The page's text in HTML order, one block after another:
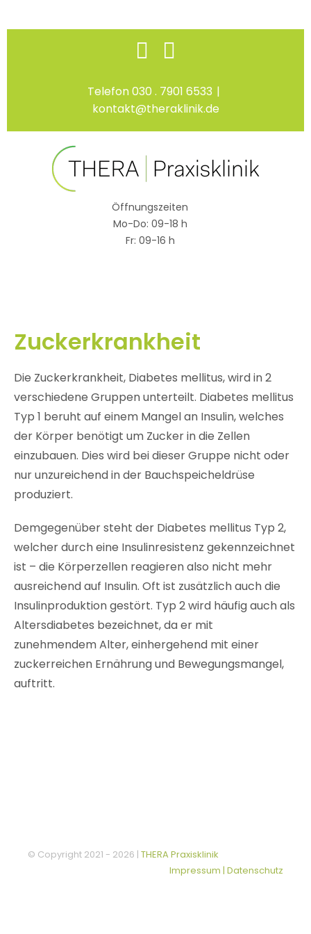
Skip
Facebook
Telefon 030 . 7901 6533 |
kontakt@theraklinik.de
Öffnungszeiten
Mo-Do: 09-18 h
Fr: 09-16 h
Zuckerkrankheit
Die Zuckerkrankheit, Diabetes mellitus, wird in 2
verschiedene Gruppen unterteilt. Diabetes mellitus
Typ 1 beruht auf einem Mangel an Insulin, welches
der Körper benötigt um Zucker in die Zellen
einzubauen. Dies wird bei dieser Gruppe nicht oder
nur unzureichend in der Bauchspeicheldrüse
produziert.
Demgegenüber steht der Diabetes mellitus Typ 2,
welcher durch eine Insulinresistenz gekennzeichnet
ist – die Körperzellen reagieren also nicht mehr
ausreichend auf Insulin. Oft ist zusätzlich auch die
Insulinproduktion gestört. Typ 2 wird häufig auch als
Altersdiabetes bezeichnet, da er mit
zunehmendem Alter, einhergehend mit einer
zuckerreichen Ernährung und Bewegungsmangel,
auftritt.
© Copyright 2021 - 2026 | THERA Praxisklinik
Impressum | Datenschutz